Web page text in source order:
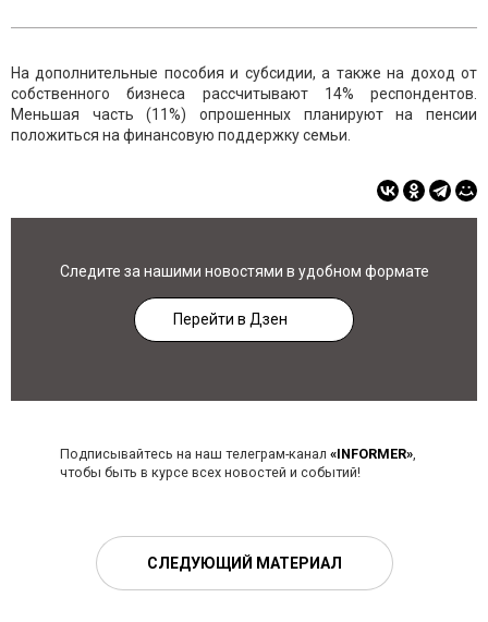
На дополнительные пособия и субсидии, а также на доход от
собственного бизнеса рассчитывают 14% респондентов.
Меньшая часть (11%) опрошенных планируют на пенсии
положиться на финансовую поддержку семьи.
Следите за нашими новостями в удобном формате
Перейти в Дзен
Подписывайтесь на наш телеграм-канал «INFORMER»,
чтобы быть в курсе всех новостей и событий!
СЛЕДУЮЩИЙ МАТЕРИАЛ